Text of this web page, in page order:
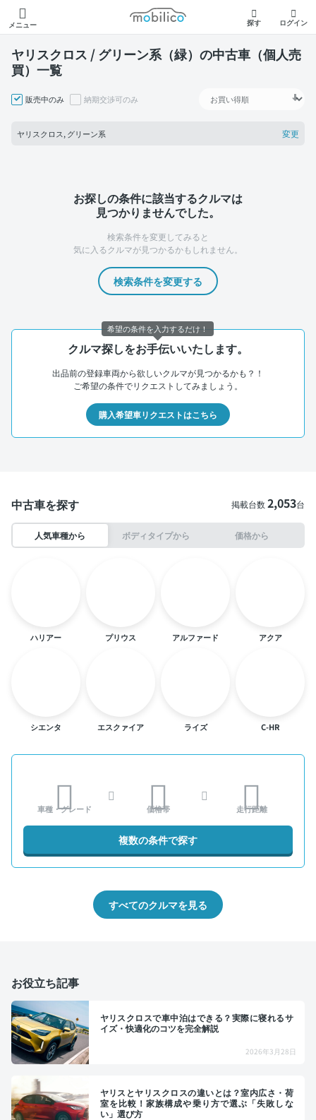
メニュー
モビリコ
探す ログイン
ヤリスクロス / グリーン系（緑）の中古車（個人売
買）一覧
販売中のみ 納期交渉可のみ
ヤリスクロス, グリーン系 変更
お探しの条件に該当するクルマは
見つかりませんでした。
検索条件を変更してみると
気に入るクルマが見つかるかもしれません。
検索条件を変更する
クルマ探しをお手伝いいたします。
出品前の登録車両から欲しいクルマが見つかるかも？！
ご希望の条件でリクエストしてみましょう。
購入希望車リクエストはこちら
中古車を探す 掲載台数2,053台
人気車種から ボディタイプから 価格から
ハリアー プリウス アルファード アクア
シエンタ エスクァイア ライズ C-HR
車種・グレード 価格帯 走行距離
複数の条件で探す
すべてのクルマを見る
お役立ち記事
ヤリスクロスで車中泊はできる？実際に寝れるサ
イズ・快適化のコツを完全解説
2026年3月28日
ヤリスとヤリスクロスの違いとは？室内広さ・荷
室を比較！家族構成や乗り方で選ぶ「失敗しな
い」選び方
希望の条件を入力するだけ！